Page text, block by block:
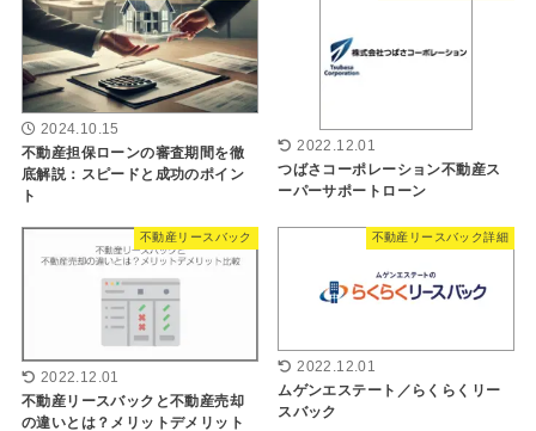
2024.10.15
不動産担保ローンの審査期間を徹
底解説：スピードと成功のポイン
ト
2022.12.01
つばさコーポレーション不動産ス
ーパーサポートローン
不動産リースバック
2022.12.01
不動産リースバックと不動産売却
の違いとは？メリットデメリット
不動産リースバック詳細
2022.12.01
ムゲンエステート／らくらくリー
スバック